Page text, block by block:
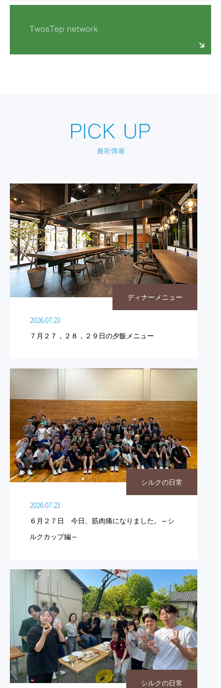
ディナーメニュー
2026.07.23
７月２７，２８，２９日の夕飯メニュー
シルクの日常
2026.07.23
６月２７日 今日、筋肉痛になりました。～シ
ルクカップ編～
シルクの日常